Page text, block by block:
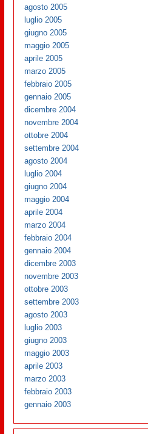
agosto 2005
luglio 2005
giugno 2005
maggio 2005
aprile 2005
marzo 2005
febbraio 2005
gennaio 2005
dicembre 2004
novembre 2004
ottobre 2004
settembre 2004
agosto 2004
luglio 2004
giugno 2004
maggio 2004
aprile 2004
marzo 2004
febbraio 2004
gennaio 2004
dicembre 2003
novembre 2003
ottobre 2003
settembre 2003
agosto 2003
luglio 2003
giugno 2003
maggio 2003
aprile 2003
marzo 2003
febbraio 2003
gennaio 2003